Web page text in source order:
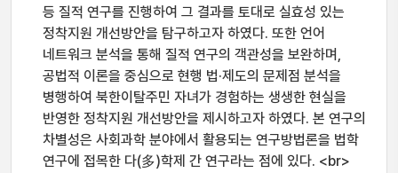
등 질적 연구를 진행하여 그 결과를 토대로 실효성 있는
정착지원 개선방안을 탐구하고자 하였다. 또한 언어
네트워크 분석을 통해 질적 연구의 객관성을 보완하며,
공법적 이론을 중심으로 현행 법·제도의 문제점 분석을
병행하여 북한이탈주민 자녀가 경험하는 생생한 현실을
반영한 정착지원 개선방안을 제시하고자 하였다. 본 연구의
차별성은 사회과학 분야에서 활용되는 연구방법론을 법학
연구에 접목한 다(多)학제 간 연구라는 점에 있다. <br>